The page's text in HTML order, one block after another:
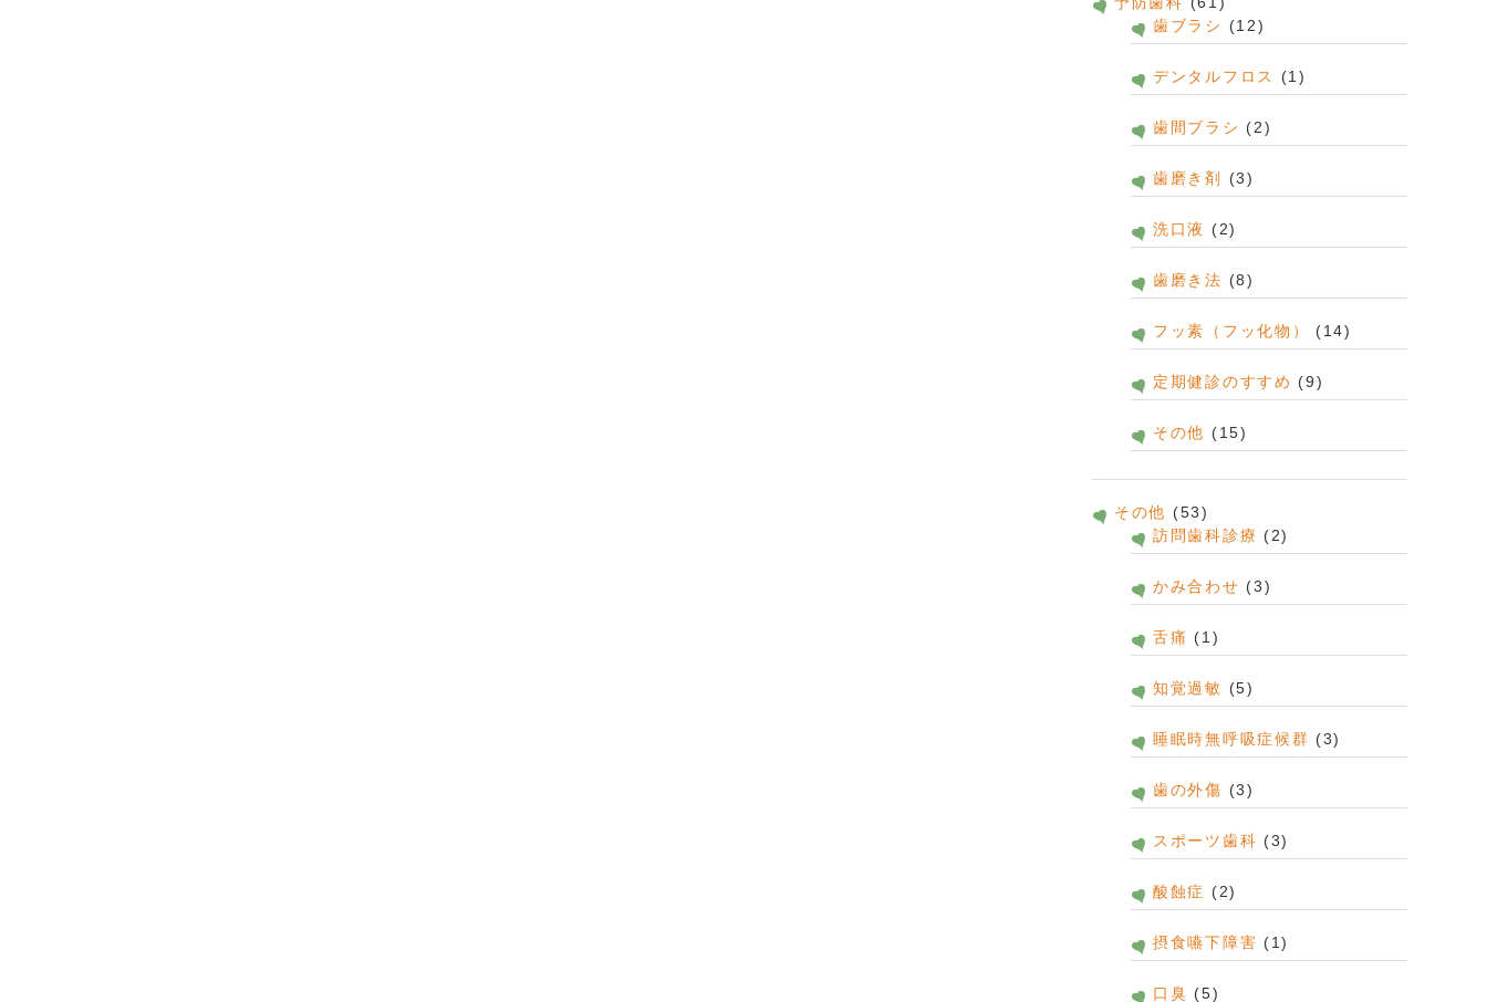
歯ブラシ
(12)
デンタルフロス (1)
歯間ブラシ (2)
歯磨き剤 (3)
洗口液 (2)
歯磨き法 (8)
フッ素（フッ化物） (14)
定期健診のすすめ (9)
その他 (15)
その他 (53)
訪問歯科診療 (2)
かみ合わせ (3)
舌痛 (1)
知覚過敏 (5)
睡眠時無呼吸症候群 (3)
歯の外傷 (3)
スポーツ歯科 (3)
酸蝕症 (2)
摂食嚥下障害 (1)
口臭 (5)